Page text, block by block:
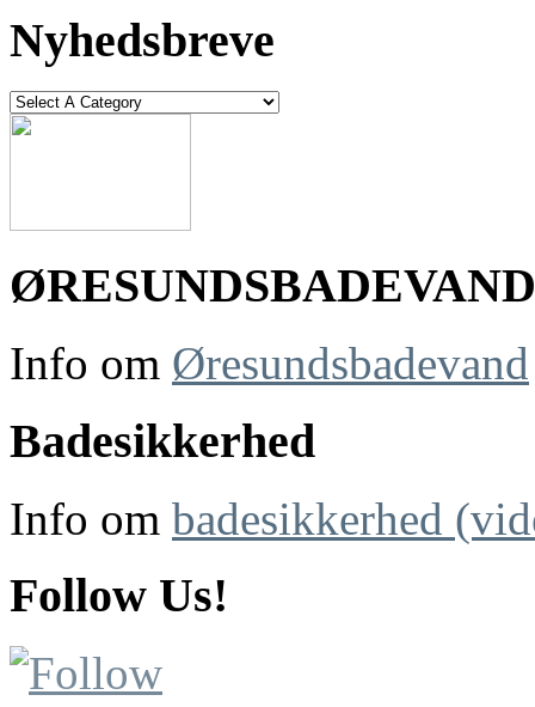
Nyhedsbreve
ØRESUNDSBADEVAND
Info om Øresundsbadevand
Badesikkerhed
Info om badesikkerhed
Follow Us!